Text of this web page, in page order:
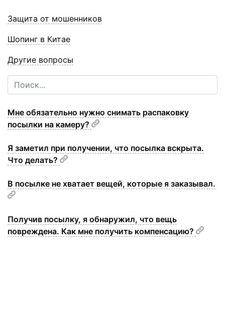
Защита от мошенников
Шопинг в Китае
Другие вопросы
Мне обязательно нужно снимать распаковку
посылки на камеру?
Я заметил при получении, что посылка вскрыта.
Что делать?
В посылке не хватает вещей, которые я заказывал.
Получив посылку, я обнаружил, что вещь
повреждена. Как мне получить компенсацию?